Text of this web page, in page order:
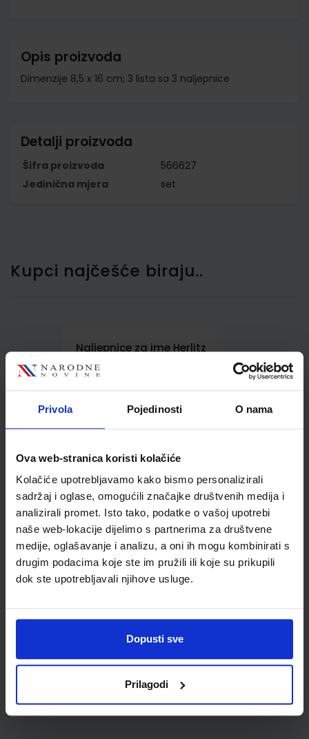
Privola Pojedinosti O nama
Ova web-stranica koristi kolačiće
Kolačiće upotrebljavamo kako bismo personalizirali
sadržaj i oglase, omogućili značajke društvenih medija i
analizirali promet. Isto tako, podatke o vašoj upotrebi
naše web-lokacije dijelimo s partnerima za društvene
medije, oglašavanje i analizu, a oni ih mogu kombinirati s
drugim podacima koje ste im pružili ili koje su prikupili
dok ste upotrebljavali njihove usluge.
Dopusti sve
Prilagodi
Opis proizvoda
Dimenzije 8,5 x 16 cm; 3 lista sa 3 naljepnice
Detalji proizvoda
Šifra proizvoda
566627
Jedinična mjera
set
Kupci najčešće biraju..
Naljepnice za ime Herlitz
1,20 €